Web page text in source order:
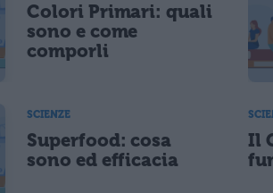
Colori Primari: quali
sono e come
comporli
SCIENZE
Superfood: cosa
sono ed efficacia
Il